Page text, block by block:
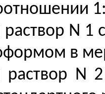
N 1
в
раствор N